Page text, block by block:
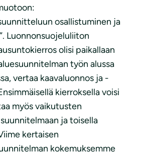
osallistuminen ja
Luonnonsuojeluliiton
olisi paikallaan
työn alussa
vertaa kaavaluonnos ja -
kierroksella voisi
myös vaikutusten
ja toisella
kertaisen
kokemuksemme